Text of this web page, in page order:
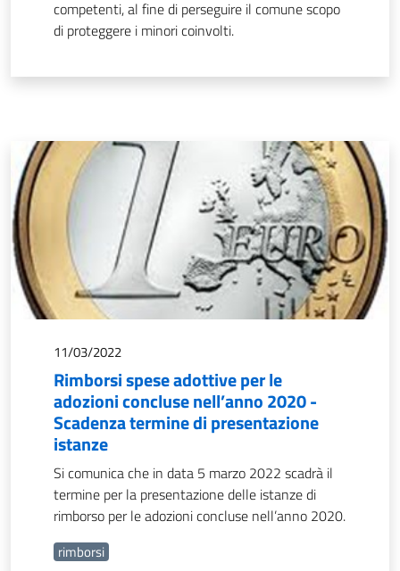
competenti, al fine di perseguire il comune scopo
di proteggere i minori coinvolti.
11/03/2022
Rimborsi spese adottive per le
adozioni concluse nell’anno 2020 -
Scadenza termine di presentazione
istanze
Si comunica che in data 5 marzo 2022 scadrà il
termine per la presentazione delle istanze di
rimborso per le adozioni concluse nell’anno 2020.
rimborsi